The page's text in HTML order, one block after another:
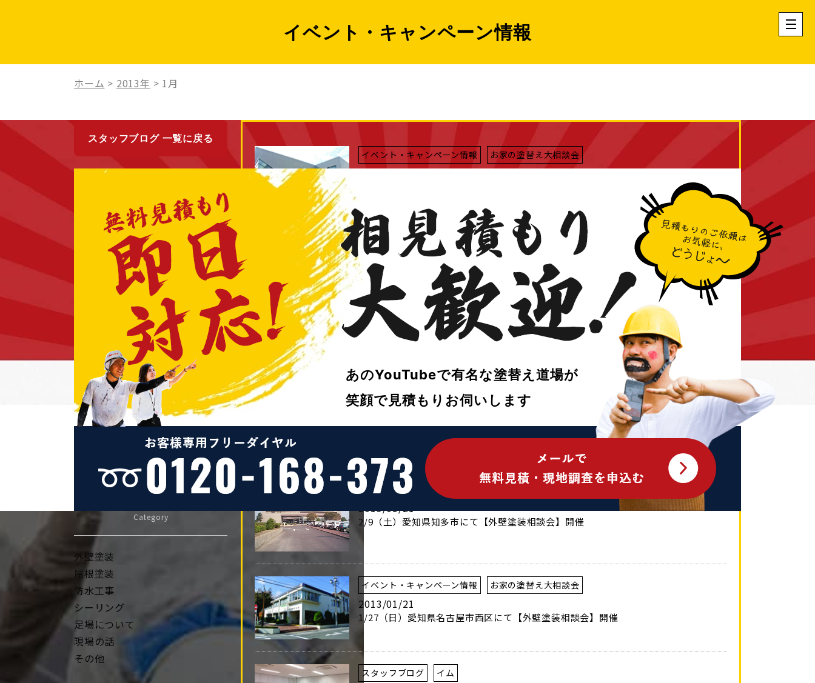
イベント・キャンペーン情報
ホーム > 2013年 > 1月
イベント・キャンペーン情報 お家の塗替え大相談会
2013/01/29
スタッフブログ イシジュン
2013/01/28
今年も気合いで頑張ります！
スタッフブログ モリ＿R
2013/01/27
２０１３年 今年もよろしくお願いいたします。
イベント・キャンペーン情報
2013/01/21
2/9（土）愛知県知多市にて【外壁塗装相談会】開催
イベント・キャンペーン情報 お家の塗替え大相談会
2013/01/21
1/27（日）愛知県名古屋市西区にて【外壁塗装相談会】開催
スタッフブログ イム
スタッフブログ 一覧に戻る
2013/01/29
2/10（日）愛知県愛西市にて
【外壁塗装相談会】
2013/01/28
今年も気合いで頑張ります！
２０１３年 今年もよろしくお願
いいたします。
2013/01/21
2/9（土）愛知県知多市にて【外
壁塗装相談会】開催
2013/01/21
1/27（日）愛知県名古屋市西区
にて【外壁塗装相談会】開催
Category
外壁塗装
屋根塗装
防水工事
シーリング
足場について
現場の話
その他
あのYouTubeで有名な塗替え道場が
笑顔で見積もりお伺いします